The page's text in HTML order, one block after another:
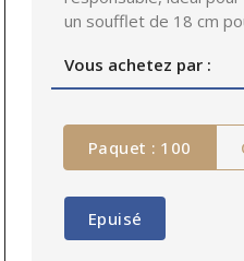
un soufflet de 18 cm
Vous achetez par :
Paquet : 100
Epuisé